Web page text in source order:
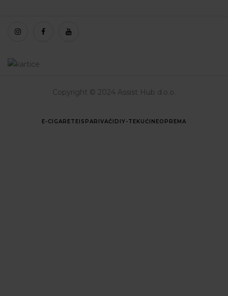
Copyright © 2024 Assist Hub d.o.o.
E-CIGARETEISPARIVAČI DIY-TEKUĆINEOPREMA